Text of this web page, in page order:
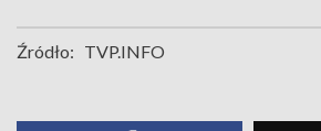
Źródło: TVP.INFO